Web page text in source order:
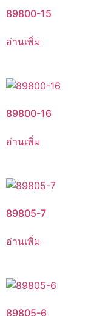
89800-15
อ่านเพิ่ม
89800-16
อ่านเพิ่ม
89805-7
อ่านเพิ่ม
89805-6